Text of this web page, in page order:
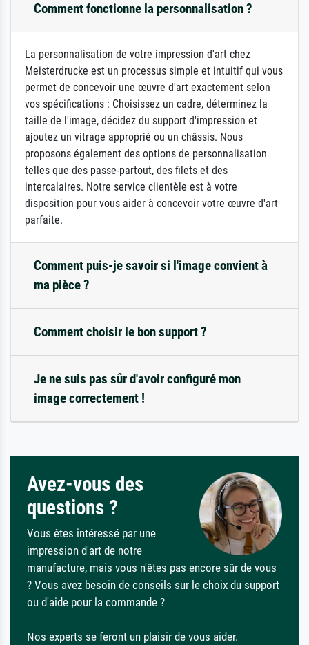
Comment fonctionne la personnalisation ?
La personnalisation de votre impression d'art chez
Meisterdrucke est un processus simple et intuitif qui vous
permet de concevoir une œuvre d'art exactement selon
vos spécifications : Choisissez un cadre, déterminez la
taille de l'image, décidez du support d'impression et
ajoutez un vitrage approprié ou un châssis. Nous
proposons également des options de personnalisation
telles que des passe-partout, des filets et des
intercalaires. Notre service clientèle est à votre
disposition pour vous aider à concevoir votre œuvre d'art
parfaite.
Comment puis-je savoir si l'image convient à
ma pièce ?
Comment choisir le bon support ?
Je ne suis pas sûr d'avoir configuré mon
image correctement !
Avez-vous des
questions ?
Vous êtes intéressé par une
impression d'art de notre
manufacture, mais vous n'êtes pas encore sûr de vous
? Vous avez besoin de conseils sur le choix du support
ou d'aide pour la commande ?
Nos experts se feront un plaisir de vous aider.